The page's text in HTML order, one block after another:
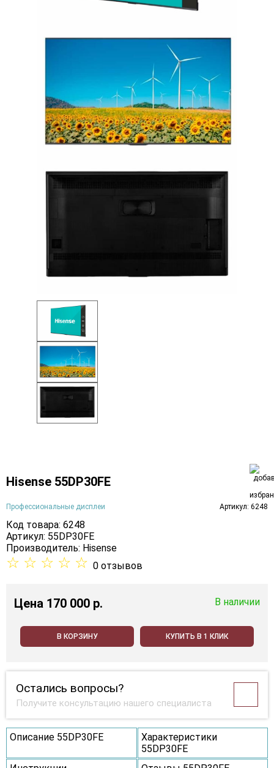
Hisense 55DP30FE
Профессиональные дисплеи Артикул: 6248
Код товара: 6248
Артикул: 55DP30FE
Производитель: Hisense
☆ ☆ ☆ ☆ ☆ 0 отзывов
Цена 170 000 p. В наличии
В КОРЗИНУ КУПИТЬ В 1 КЛИК
Остались вопросы?
Получите консультацию нашего специалиста
Описание 55DP30FE
Характеристики
55DP30FE